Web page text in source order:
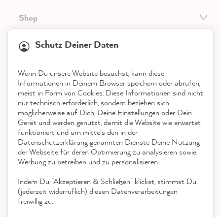
Shop
Service
Kontakt
App herunterladen
Auszeichnungen
Social Media
Schutz Deiner Daten
Wenn Du unsere Website besuchst, kann diese
Informationen in Deinem Browser speichern oder abrufen,
meist in Form von Cookies. Diese Informationen sind nicht
nur technisch erforderlich, sondern beziehen sich
möglicherweise auf Dich, Deine Einstellungen oder Dein
Gerät und werden genutzt, damit die Website wie erwartet
funktioniert und um mittels den in der
Datenschutzerklärung genannten Dienste Deine Nutzung
der Webseite für deren Optimierung zu analysieren sowie
Werbung zu betreiben und zu personalisieren.
Indem Du "Akzeptieren & Schließen" klickst, stimmst Du
(jederzeit widerruflich) diesen Datenverarbeitungen
freiwillig zu.
reviews-io
Anonym
Verifizierter Kunde
Ich habe das Starterset bestellt. Bin
beeindruckt alles dabei. Nun kann es
losgehen, wir wollen unsere Küche
Twitter